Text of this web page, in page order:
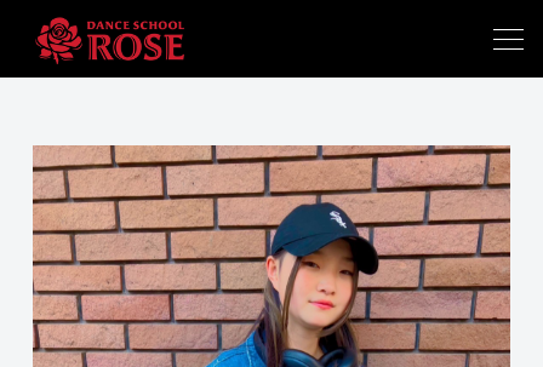
札幌スクール
南浦和スクール
体験予約